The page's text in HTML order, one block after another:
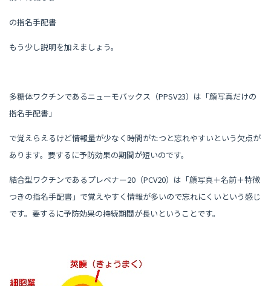
の指名手配書
もう少し説明を加えましょう。
多糖体ワクチンであるニューモバックス（PPSV23）は「顔写真だけの
指名手配書」
で覚えらえるけど情報量が少なく時間がたつと忘れやすいという欠点が
あります。要するに予防効果の期間が短いのです。
結合型ワクチンであるプレベナー20（PCV20）は「顔写真＋名前＋特徴
つきの指名手配書」で覚えやすく情報が多いので忘れにくいという感じ
です。要するに予防効果の持続期間が長いということです。